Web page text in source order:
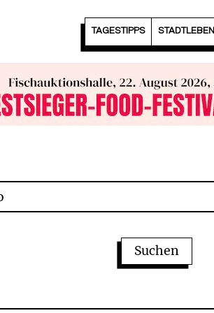
TAGESTIPPS STADTLEBEN